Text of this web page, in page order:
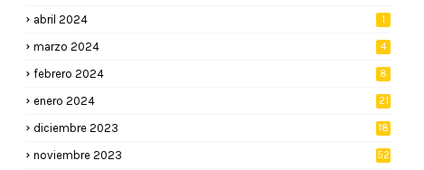
abril 2024 1
marzo 2024 4
febrero 2024 8
enero 2024 21
diciembre 2023 18
noviembre 2023 52